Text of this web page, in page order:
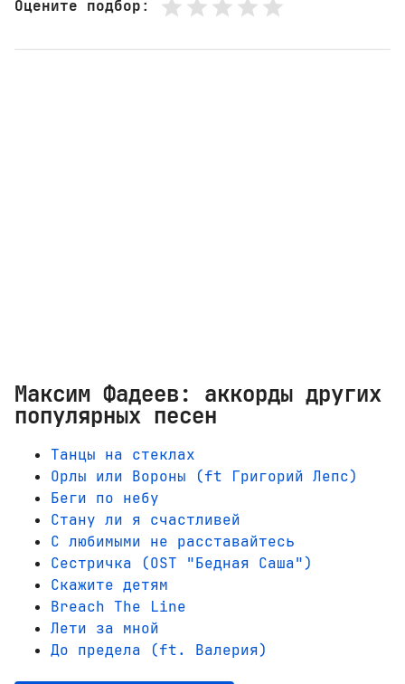
Оцените подбор:
Максим Фадеев: аккорды других
популярных песен
Танцы на стеклах
Орлы или Вороны (ft Григорий Лепс)
Беги по небу
Стану ли я счастливей
С любимыми не расставайтесь
Сестричка (OST "Бедная Саша")
Скажите детям
Breach The Line
Лети за мной
До предела (ft. Валерия)